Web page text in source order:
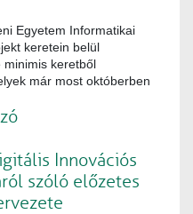
Egyetem Informatikai
keretein belül
keretből
már most októberben
Innovációs
szóló előzetes